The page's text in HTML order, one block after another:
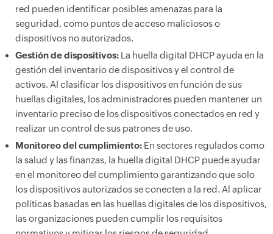
red pueden identificar posibles amenazas para la
seguridad, como puntos de acceso maliciosos o
dispositivos no autorizados.
Gestión de dispositivos:La huella digital DHCP ayuda en la
gestión del inventario de dispositivos y el control de
activos. Al clasificar los dispositivos en función de sus
huellas digitales, los administradores pueden mantener un
inventario preciso de los dispositivos conectados en red y
realizar un control de sus patrones de uso.
Monitoreo del cumplimiento:En sectores regulados como
la salud y las finanzas, la huella digital DHCP puede ayudar
en el monitoreo del cumplimiento garantizando que solo
los dispositivos autorizados se conecten a la red. Al aplicar
políticas basadas en las huellas digitales de los dispositivos,
las organizaciones pueden cumplir los requisitos